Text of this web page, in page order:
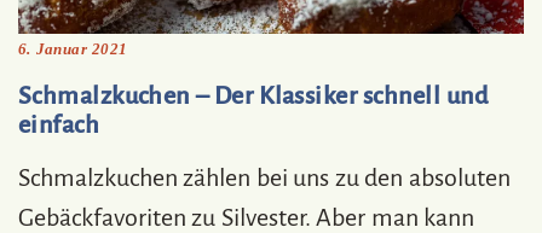
6. Januar 2021
Schmalzkuchen – Der Klassiker schnell und
einfach
Schmalzkuchen zählen bei uns zu den absoluten
Gebäckfavoriten zu Silvester. Aber man kann